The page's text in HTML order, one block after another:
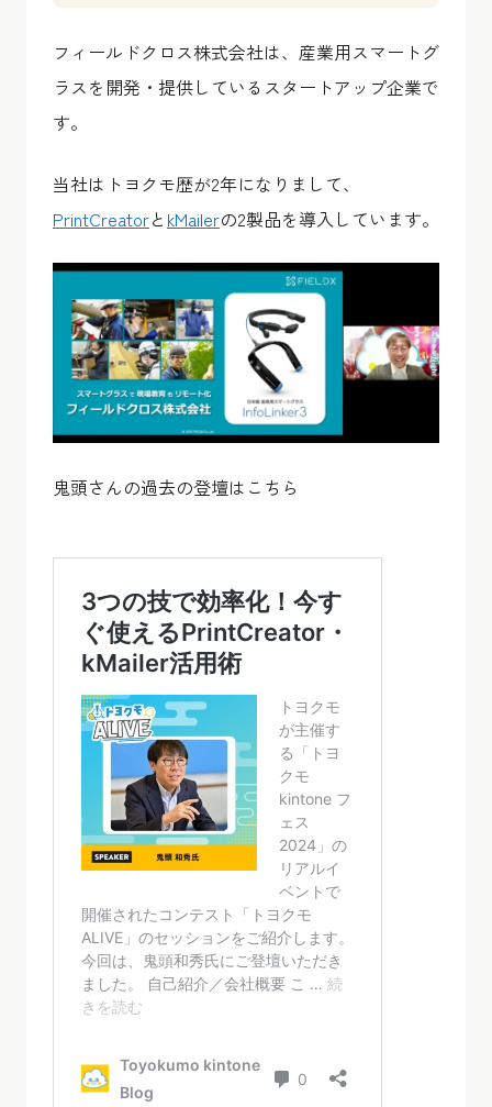
フィールドクロス株式会社は、産業用スマートグ
ラスを開発・提供しているスタートアップ企業で
す。
当社はトヨクモ歴が2年になりまして、
PrintCreatorと kMailerの2製品を導入しています。
鬼頭さんの過去の登壇はこちら